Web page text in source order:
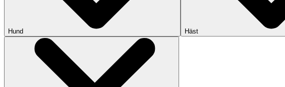
Hund Häst